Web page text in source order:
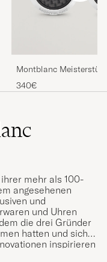
Montblanc
Black Carbon
340€
mehr als 100-
angesehenen
und
und Uhren
die drei Gründer
hatten und sich
inspirieren
ihre Marke, die